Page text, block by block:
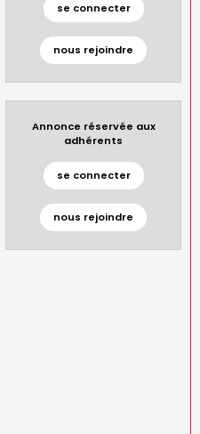
se connecter
nous rejoindre
Annonce réservée aux
adhérents
se connecter
nous rejoindre